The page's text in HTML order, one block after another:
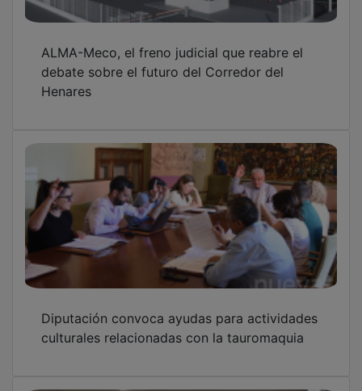
El Archivo de la Diputación abre su
patrimonio documental en el Día
Internacional de los Archivos